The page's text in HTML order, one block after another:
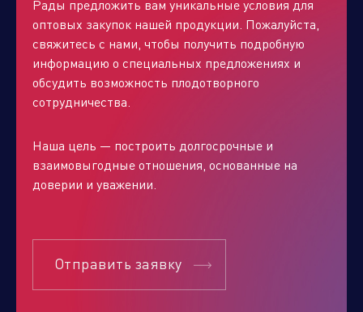
Рады предложить вам уникальные условия для
оптовых закупок нашей продукции. Пожалуйста,
свяжитесь с нами, чтобы получить подробную
информацию о специальных предложениях и
обсудить возможность плодотворного
сотрудничества.
Наша цель — построить долгосрочные и
взаимовыгодные отношения, основанные на
доверии и уважении.
Отправить заявку